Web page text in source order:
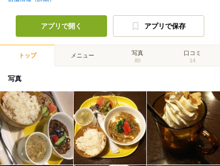
アプリで開く アプリで保存
トップ メニュー 写真
80
口コミ
14
写真